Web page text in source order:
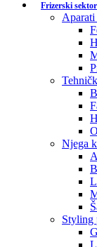
Frizerski sektor
Aparati
Njega
Styling